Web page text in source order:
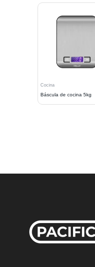
Cocina
Báscula de cocina 5kg